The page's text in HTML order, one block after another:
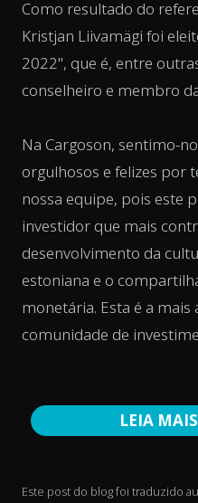
Como resultado do
Kristjan Liivamägi foi
2022", que é, entre
conselheiro e membro
Na Cargoson, sentimo-
orgulhosos e felizes por
nossa equipe, pois este
investidor que mais
desenvolvimento da
estoniana e o
monetária. Esta é a mais
comunidade de
LEIA
Este post do blog foi traduzido